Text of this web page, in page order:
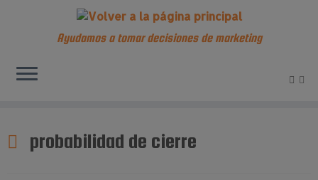
contenido
Ayudamos a tomar decisiones de marketing
probabilidad de cierre